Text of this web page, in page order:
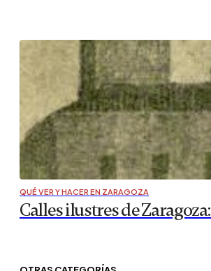
QUÉ VER Y HACER EN ZARAGOZA
Calles ilustres de